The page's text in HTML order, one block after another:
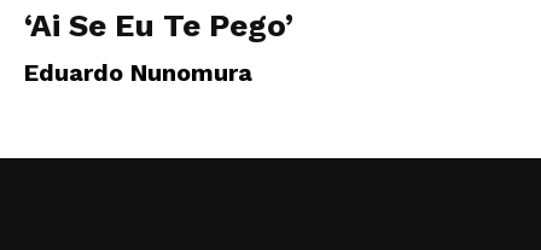
‘Ai Se Eu Te Pego’
Eduardo Nunomura